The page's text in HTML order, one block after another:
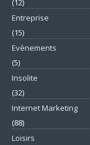
Entreprise
(15)
Evènements
(5)
Insolite
(32)
Internet Marketing
(88)
Loisirs